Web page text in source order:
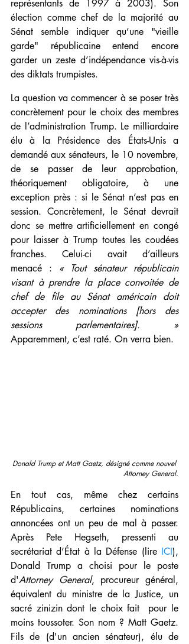
représentants de 1997 à 2003). Son
élection comme chef de la majorité au
Sénat semble indiquer qu’une "vieille
garde" républicaine entend encore
garder un zeste d’indépendance vis-à-vis
des diktats trumpistes.
La question va commencer à se poser très
concrètement pour le choix des membres
de l’administration Trump. Le milliardaire
élu à la Présidence des États-Unis a
demandé aux sénateurs, le 10 novembre,
de se passer de leur approbation,
théoriquement obligatoire, à une
exception près : si le Sénat n’est pas en
session. Concrètement, le Sénat devrait
donc se mettre artificiellement en congé
pour laisser à Trump toutes les coudées
franches. Celui-ci avait d’ailleurs
menacé : « Tout sénateur républicain
visant à prendre la place convoitée de
chef de file au Sénat américain doit
accepter des nominations [hors des
sessions parlementaires]. »
Apparemment, c’est raté. On verra bien.
Donald Trump et Matt Gaetz, désigné comme nouvel
Attorney General.
En tout cas, même chez certains
Républicains, certaines nominations
annoncées ont un peu de mal à passer.
Après Pete Hegseth, pressenti au
secrétariat d’État à la Défense (lire ICI),
Donald Trump a choisi pour le poste
d'Attorney General, procureur général,
équivalent du ministre de la Justice, un
sacré zinizin dont le choix fait  pour le
moins toussoter. Son nom ? Matt Gaetz.
Fils de (d'un ancien sénateur), élu de